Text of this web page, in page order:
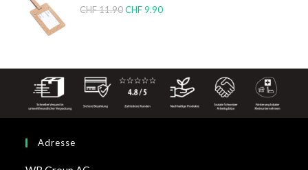
CHF11.90 CHF9.90
Adresse